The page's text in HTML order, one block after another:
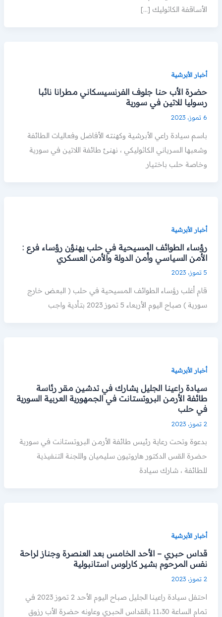
الأساقفة الكاثوليك […]
أخبار الأبرشية
حضرة الأب حنا جلوف الفرنسيسكاني مطرانا نائبا
رسوليا للاتين في سورية
6 تموز، 2023
باسم سيادة راعي الأبرشية وكهنته الأفاضل وفعاليات الطائفة
وشعبها السرياني الكاثوليكي ، نهنئ طائفة اللاتين في سورية
وخاصة حلب باختيار
أخبار الأبرشية
رؤساء الطوائف المسيحية في حلب يهنؤن رؤساء فرع :
الأمن السياسي وأمن الدولة والأمن العسكري
5 تموز، 2023
قام أغلب رؤساء الطوائف المسيحية في حلب ( البعض خارج
سورية ) صباح اليوم الأربعاء 5 تموز 2023 بتأدية واجب
أخبار الأبرشية
سيادة راعينا الجليل يشارك في تدشين مقر رئاسة
طائفة الأرمن البروتستانت في الجمهورية العربية السورية
في حلب
2 تموز، 2023
بدعوة وتحت رعاية رئيس طائفة الأرمن البروتستانت في سورية
حضرة القس الدكتور هاروتيون سليميان واللجنة التنفيذية
للطائفة ، شارك سيادة
أخبار الأبرشية
قداس حبري – الأحد الخامس بعد العنصرة وجناز لراحة
نفس المرحوم بشير كارلوس استانبولية
2 تموز، 2023
احتفل سيادة راعينا الجليل صباح اليوم الأحد 2 تموز 2023 في
تمام الساعة 11،30 بالقداس الحبري وعاونه حضرة الأب رزوق